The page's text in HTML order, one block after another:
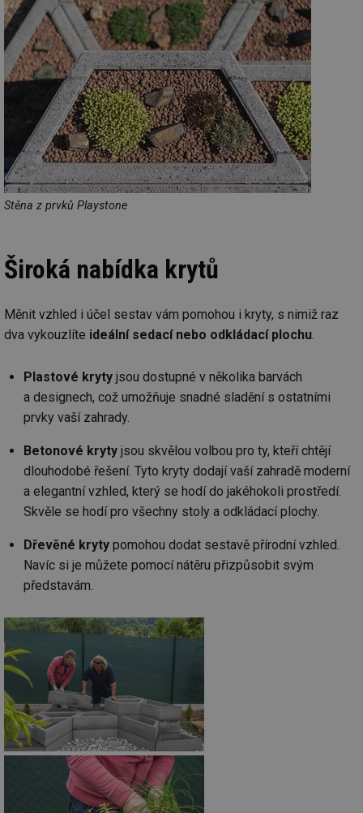
Stěna z prvků Playstone
Široká nabídka krytů
Měnit vzhled i účel sestav vám pomohou i kryty, s nimiž raz
dva vykouzlíte ideální sedací nebo odkládací plochu
Plastové kryty jsou dostupné v několika barvách
a designech, což umožňuje snadné sladění s ostatními
prvky vaší zahrady.
Betonové kryty jsou skvělou volbou pro ty, kteří chtějí
dlouhodobé řešení. Tyto kryty dodají vaší zahradě moderní
a elegantní vzhled, který se hodí do jakéhokoli prostředí.
Skvěle se hodí pro všechny stoly a odkládací plochy.
Dřevěné kryty pomohou dodat sestavě přírodní vzhled.
Navíc si je můžete pomocí nátěru přizpůsobit svým
představám.